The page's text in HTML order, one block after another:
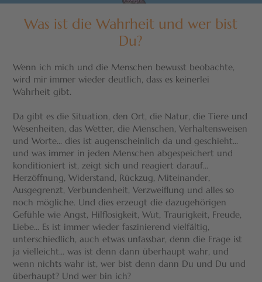
Was ist die Wahrheit und wer bist
Du?
Wenn ich mich und die Menschen bewusst beobachte,
wird mir immer wieder deutlich, dass es keinerlei
Wahrheit gibt.
Da gibt es die Situation, den Ort, die Natur, die Tiere und
Wesenheiten, das Wetter, die Menschen, Verhaltensweisen
und Worte... dies ist augenscheinlich da und geschieht...
und was immer in jeden Menschen abgespeichert und
konditioniert ist, zeigt sich und reagiert darauf...
Herzöffnung, Widerstand, Rückzug, Miteinander,
Ausgegrenzt, Verbundenheit, Verzweiflung und alles so
noch mögliche. Und dies erzeugt die dazugehörigen
Gefühle wie Angst, Hilflosigkeit, Wut, Traurigkeit, Freude,
Liebe... Es ist immer wieder faszinierend vielfältig,
unterschiedlich, auch etwas unfassbar, denn die Frage ist
ja vielleicht... was ist denn dann überhaupt wahr, und
wenn nichts wahr ist, wer bist denn dann Du und Du und
überhaupt? Und wer bin ich?